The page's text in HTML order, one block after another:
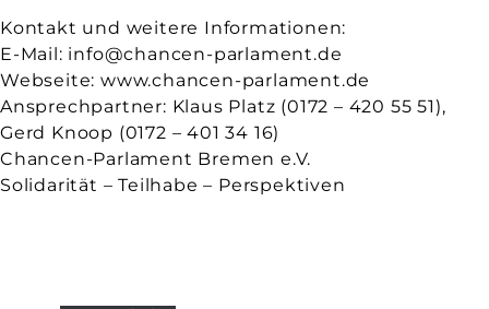
Kontakt und weitere Informationen:
E-Mail: info@chancen-parlament.de
Webseite: www.chancen-parlament.de
Ansprechpartner: Klaus Platz (0172 – 420 55 51),
Gerd Knoop (0172 – 401 34 16)
Chancen-Parlament Bremen e.V.
Solidarität – Teilhabe – Perspektiven